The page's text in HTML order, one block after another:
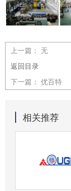
上一篇： 无
返回目录
下一篇： 优百特
相关推荐